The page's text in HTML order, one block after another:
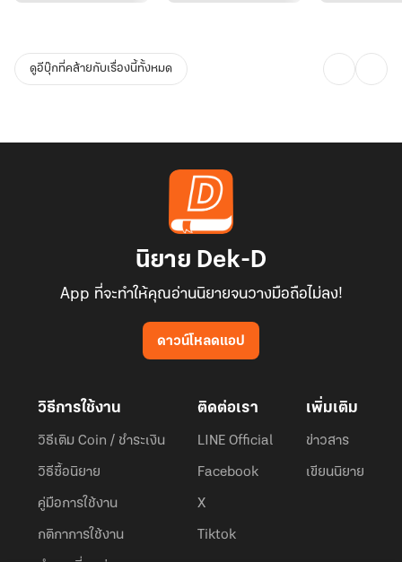
ดูอีบุ๊กที่คล้ายกับเรื่องนี้ทั้งหมด
นิยาย Dek-D
App ที่จะทำให้คุณอ่านนิยายจนวางมือถือไม่ลง!
ดาวน์โหลดแอป
วิธีการใช้งาน
วิธีเติม Coin / ชำระเงิน
วิธีซื้อนิยาย
คู่มือการใช้งาน
กติกาการใช้งาน
ติดต่อเรา
LINE Official
Facebook
X
Tiktok
เพิ่มเติม
ข่าวสาร
เขียนนิยาย